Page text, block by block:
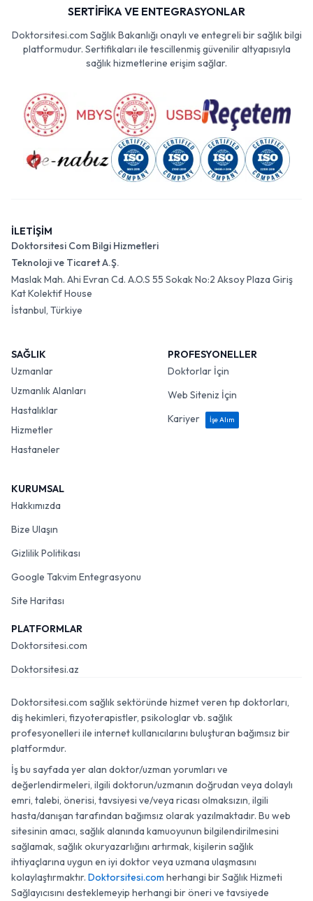
SERTİFİKA VE ENTEGRASYONLAR
Doktorsitesi.com Sağlık Bakanlığı onaylı ve entegreli bir sağlık bilgi
platformudur. Sertifikaları ile tescillenmiş güvenilir altyapısıyla
sağlık hizmetlerine erişim sağlar.
İLETİŞİM
Doktorsitesi Com Bilgi Hizmetleri
Teknoloji ve Ticaret A.Ş.
Maslak Mah. Ahi Evran Cd. A.O.S 55 Sokak No:2 Aksoy Plaza Giriş
Kat Kolektif House
İstanbul, Türkiye
SAĞLIK
Uzmanlar
Uzmanlık Alanları
Hastalıklar
Hizmetler
Hastaneler
PROFESYONELLER
Doktorlar İçin
Web Siteniz İçin
Kariyer
İşe Alım
KURUMSAL
Hakkımızda
Bize Ulaşın
Gizlilik Politikası
Google Takvim Entegrasyonu
Site Haritası
PLATFORMLAR
Doktorsitesi.com
Doktorsitesi.az
Doktorsitesi.com sağlık sektöründe hizmet veren tıp doktorları,
diş hekimleri, fizyoterapistler, psikologlar vb. sağlık
profesyonelleri ile internet kullanıcılarını buluşturan bağımsız bir
platformdur.
İş bu sayfada yer alan doktor/uzman yorumları ve
değerlendirmeleri, ilgili doktorun/uzmanın doğrudan veya dolaylı
emri, talebi, önerisi, tavsiyesi ve/veya ricası olmaksızın, ilgili
hasta/danışan tarafından bağımsız olarak yazılmaktadır. Bu web
sitesinin amacı, sağlık alanında kamuoyunun bilgilendirilmesini
sağlamak, sağlık okuryazarlığını artırmak, kişilerin sağlık
ihtiyaçlarına uygun en iyi doktor veya uzmana ulaşmasını
kolaylaştırmaktır. Doktorsitesi.com herhangi bir Sağlık Hizmeti
Sağlayıcısını desteklemeyip herhangi bir öneri ve tavsiyede